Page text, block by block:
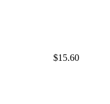
$15.60